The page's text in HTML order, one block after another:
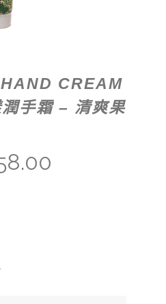
CREAM
手霜 – 清爽果